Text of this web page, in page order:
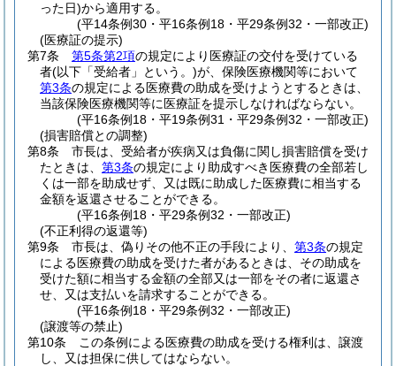
った日)から適用する。
(平14条例30・平16条例18・平29条例32・一部改正)
(医療証の提示)
第7条
第5条第2項の規定により医療証の交付を受けている
者(以下「受給者」という。)が、保険医療機関等において
第3条の規定による医療費の助成を受けようとするときは、
当該保険医療機関等に医療証を提示しなければならない。
(平16条例18・平19条例31・平29条例32・一部改正)
(損害賠償との調整)
第8条
市長は、受給者が疾病又は負傷に関し損害賠償を受け
たときは、 第3条の規定により助成すべき医療費の全部若し
くは一部を助成せず、又は既に助成した医療費に相当する
金額を返還させることができる。
(平16条例18・平29条例32・一部改正)
(不正利得の返還等)
第9条
市長は、偽りその他不正の手段により、 第3条の規定
による医療費の助成を受けた者があるときは、その助成を
受けた額に相当する金額の全部又は一部をその者に返還さ
せ、又は支払いを請求することができる。
(平16条例18・平29条例32・一部改正)
(譲渡等の禁止)
第10条
この条例による医療費の助成を受ける権利は、譲渡
し、又は担保に供してはならない。